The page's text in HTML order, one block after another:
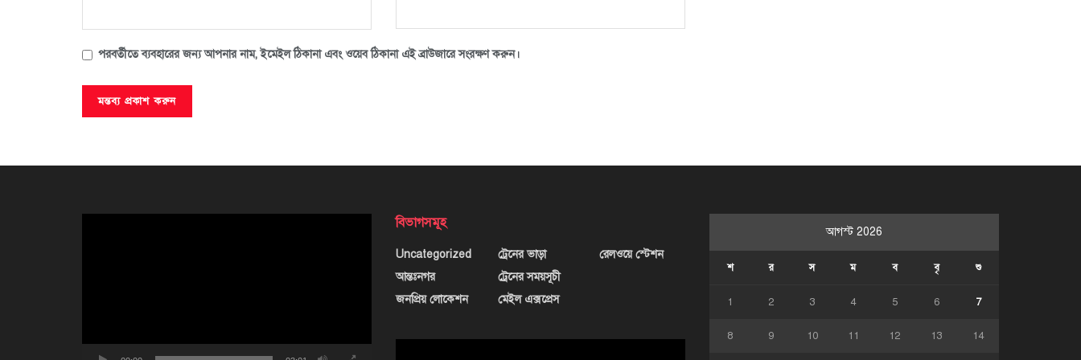
পরবর্তীতে ব্যবহারের জন্য আপনার নাম, ইমেইল ঠিকানা এবং ওয়েব ঠিকানা এই ব্রাউজারে সংরক্ষণ করুন।
বিভাগসমূহ
Uncategorized
আন্তঃনগর
জনপ্রিয় লোকেশন
ট্রেনের ভাড়া
ট্রেনের সময়সূচী
মেইল এক্সপ্রেস
রেলওয়ে স্টেশন
আগস্ট 2026
শ র স ম ব বৃ শু
1 2 3 4 5 6 7
8 9 10 11 12 13 14